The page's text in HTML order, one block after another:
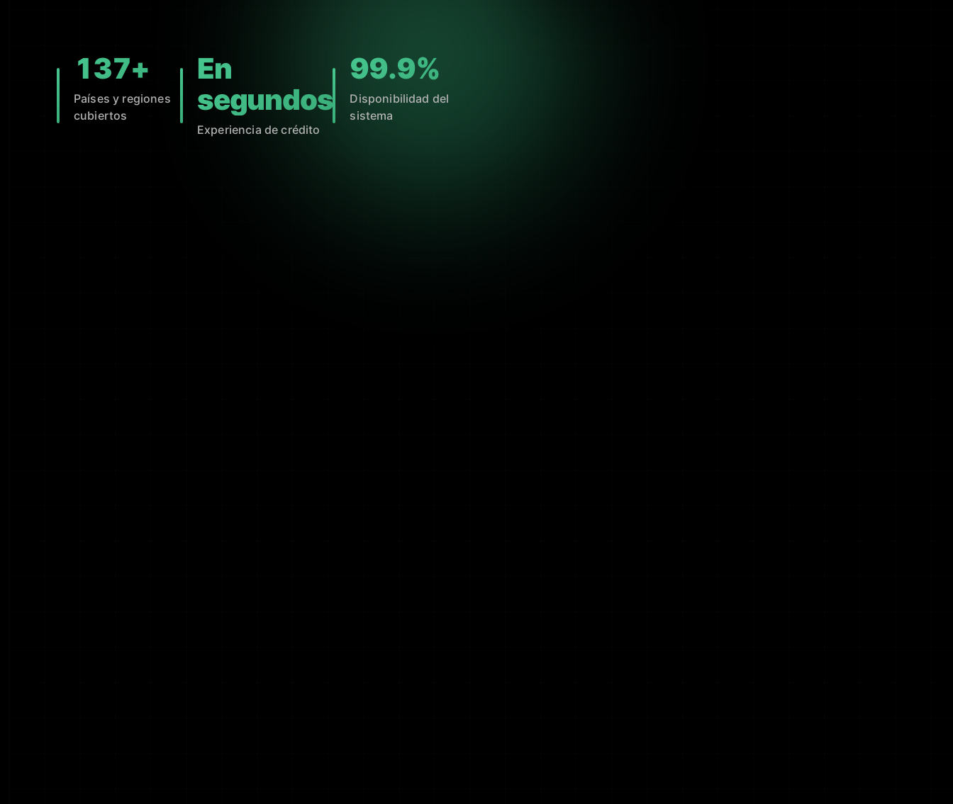
137+
Países y regiones
cubiertos
En
segundos
Experiencia de crédito
99.9%
Disponibilidad del
sistema